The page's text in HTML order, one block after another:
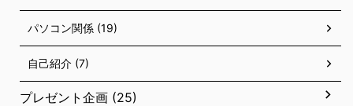
パソコン関係 (19)
自己紹介 (7)
プレゼント企画 (25)